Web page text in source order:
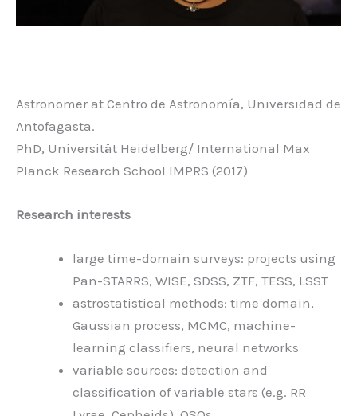
Astronomer at Centro de Astronomía, Universidad de
Antofagasta.
PhD, Universität Heidelberg/ International Max
Planck Research School IMPRS (2017)
Research interests
large time-domain surveys: projects using
Pan-STARRS, WISE, SDSS, ZTF, TESS, LSST
astrostatistical methods: time domain,
Gaussian process, MCMC, machine-
learning classifiers, neural networks
variable sources: detection and
classification of variable stars (e.g. RR